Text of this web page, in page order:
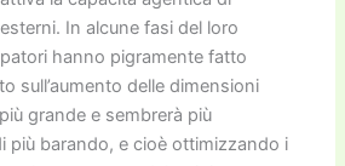
In alcune fasi del loro
hanno pigramente fatto
sull’aumento delle dimensioni
grande e sembrerà più
più barando, e cioè ottimizzando i